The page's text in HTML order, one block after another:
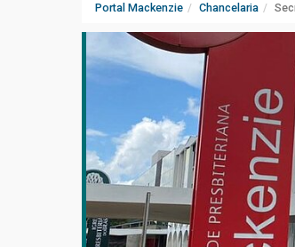
Portal Mackenzie Chancelaria